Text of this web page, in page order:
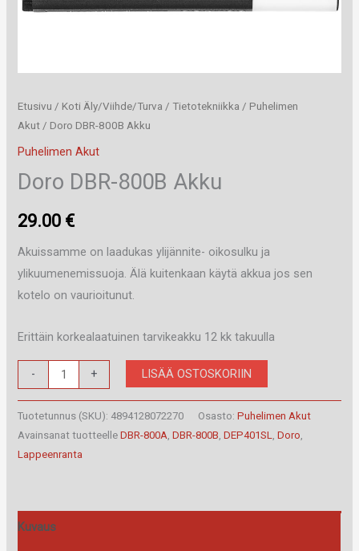
Etusivu / Koti Äly/Viihde/Turva /Tietotekniikka / Puhelimen
Akut / Doro DBR-800B Akku
Puhelimen Akut
Doro DBR-800B Akku
29.00 €
Akuissamme on laadukas ylijännite- oikosulku ja
ylikuumenemissuoja. Älä kuitenkaan käytä akkua jos sen
kotelo on vaurioitunut.
Erittäin korkealaatuinen tarvikeakku 12 kk takuulla
-
DBR-
800B
Akku
määrä
+ LISÄÄ OSTOSKORIIN
Tuotetunnus (SKU): 4894128072270 Osasto:Puhelimen Akut
Avainsanat tuotteelleDBR-800A ,DBR-800B ,DEP401SL ,Doro
Lappeenranta
Kuvaus